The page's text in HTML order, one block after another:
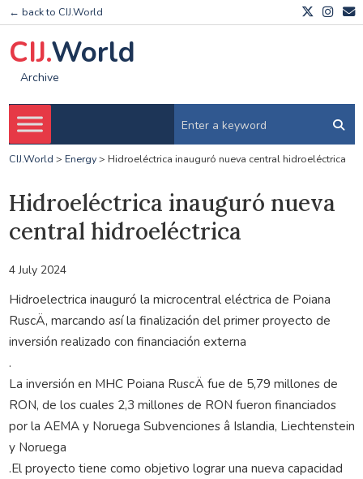
← back to CIJ.World
CIJ.World
Archive
CIJ.World > Energy> Hidroeléctrica inauguró nueva central hidroeléctrica
Hidroeléctrica inauguró nueva
central hidroeléctrica
4 July 2024
Hidroelectrica inauguró la microcentral eléctrica de Poiana
RuscÄ, marcando así la finalización del primer proyecto de
inversión realizado con financiación externa
.
La inversión en MHC Poiana RuscÄ fue de 5,79 millones de
RON, de los cuales 2,3 millones de RON fueron financiados
por la AEMA y Noruega Subvenciones â Islandia, Liechtenstein
y Noruega
.El proyecto tiene como objetivo lograr una nueva capacidad